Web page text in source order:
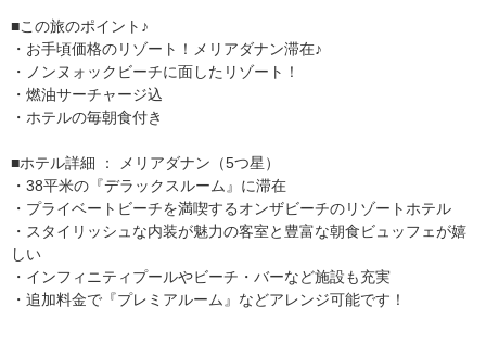
■この旅のポイント♪
・お手頃価格のリゾート！メリアダナン滞在♪
・ノンヌォックビーチに面したリゾート！
・燃油サーチャージ込
・ホテルの毎朝食付き
■ホテル詳細 ： メリアダナン（5つ星）
・38平米の『デラックスルーム』に滞在
・プライベートビーチを満喫するオンザビーチのリゾートホテル
・スタイリッシュな内装が魅力の客室と豊富な朝食ビュッフェが嬉
しい
・インフィニティプールやビーチ・バーなど施設も充実
・追加料金で『プレミアルーム』などアレンジ可能です！